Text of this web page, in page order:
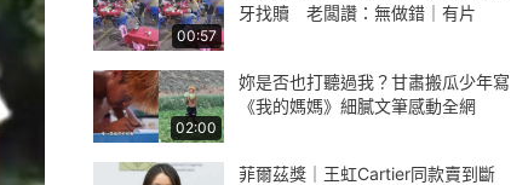
00:57
牙找贖 老闆讚：無做錯｜有片
02:00
妳是否也打聽過我？甘肅搬瓜少年寫
《我的媽媽》細膩文筆感動全網
菲爾茲獎｜王虹Cartier同款賣到斷